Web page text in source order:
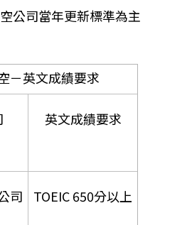
公司當年更新標準為主
－英文成績要求
英文成績要求
司 TOEIC 650分以上